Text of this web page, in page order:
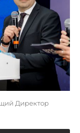
Директор